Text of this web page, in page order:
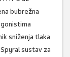
bubrežna
sniženja tlaka
sustav za